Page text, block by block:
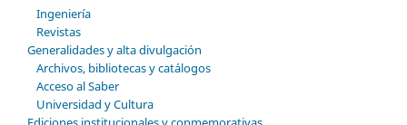
Ingeniería
Revistas
Generalidades y alta divulgación
Archivos, bibliotecas y catálogos
Acceso al Saber
Universidad y Cultura